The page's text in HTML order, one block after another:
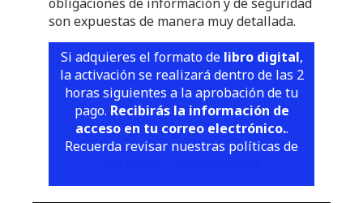
son expuestas de manera muy detallada.
Si adquieres el formato de libro digital,
la activación se realizará dentro de las 2
horas siguientes a la aprobación de tu
pago. Recibirás la información de
acceso en tu correo electrónico..
Recuerda revisar nuestras políticas de